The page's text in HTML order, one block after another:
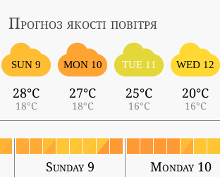
Прогноз якості повітря
SUN 9
28°C
18°C
MON 10
27°C
18°C
TUE 11
25°C
16°C
WED 12
20°C
16°C
Sunday 9 Monday 10